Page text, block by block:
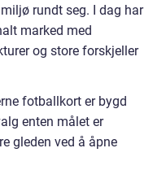
rundt seg. I dag har
marked med
og store forskjeller
fotballkort er bygd
enten målet er
gleden ved å åpne